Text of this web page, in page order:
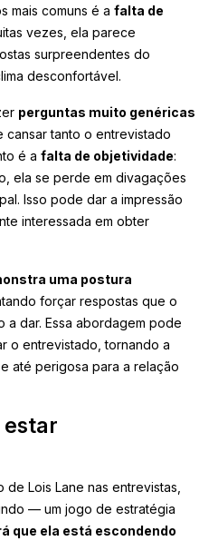
mais comuns é a falta de
vezes, ela parece
surpreendentes do
desconfortável.
perguntas muito genéricas
cansar tanto o entrevistado
é a falta de objetividade:
ela se perde em divagações
Isso pode dar a impressão
interessada em obter
uma postura
forçar respostas que o
a dar. Essa abordagem pode
o entrevistado, tornando a
até perigosa para a relação
estar
Lois Lane nas entrevistas,
— um jogo de estratégia
que ela está escondendo